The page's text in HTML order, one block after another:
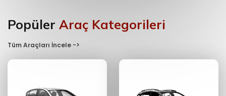
Popüler Araç Kategorileri
Tüm Araçları İncele ->